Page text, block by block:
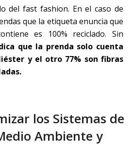
del fast fashion. En el caso de
que la etiqueta enuncia que
es 100% reciclado. Sin
que la prenda solo cuenta
y el otro 77% son fibras
los Sistemas de
Ambiente y